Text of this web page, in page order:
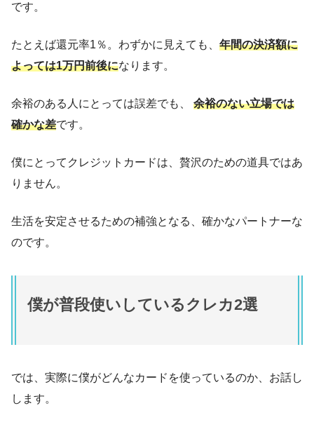
です。
たとえば還元率1％。わずかに見えても、 年間の決済額に
よっては1万円前後になります。
余裕のある人にとっては誤差でも、 余裕のない立場では
確かな差です。
僕にとってクレジットカードは、贅沢のための道具ではあ
りません。
生活を安定させるための補強となる、確かなパートナーな
のです。
僕が普段使いしているクレカ2選
では、実際に僕がどんなカードを使っているのか、お話し
します。